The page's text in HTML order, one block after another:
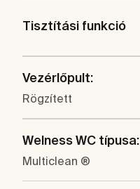
Tisztítási funkció
Vezérlőpult:
Rögzített
Welness WC típusa:
Multiclean ®